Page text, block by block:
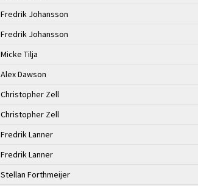
Fredrik Johansson
Fredrik Johansson
Micke Tilja
Alex Dawson
Christopher Zell
Christopher Zell
Fredrik Lanner
Fredrik Lanner
Stellan Forthmeijer